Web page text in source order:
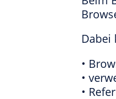
Dabei
•
•
•